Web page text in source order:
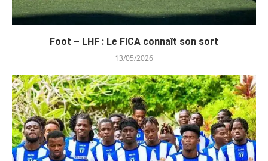
Foot – LHF : Le FICA connaît son sort
13/05/2026